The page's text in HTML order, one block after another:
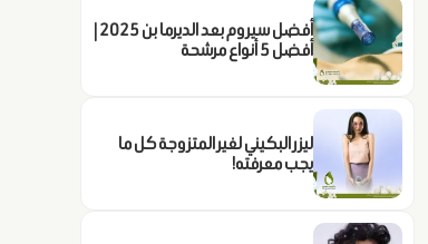
أفضل سيروم بعد الديرما بن 2025 |
أفضل 5 أنواع مرشحة
ليزر البكيني لغير المتزوجة كل ما
يجب معرفته!